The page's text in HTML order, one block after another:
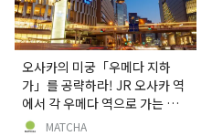
오사카의 미궁「우메다 지하
가」를 공략하라! JR 오사카 역
에서 각 우메다 역으로 가는 방
법
MATCHA